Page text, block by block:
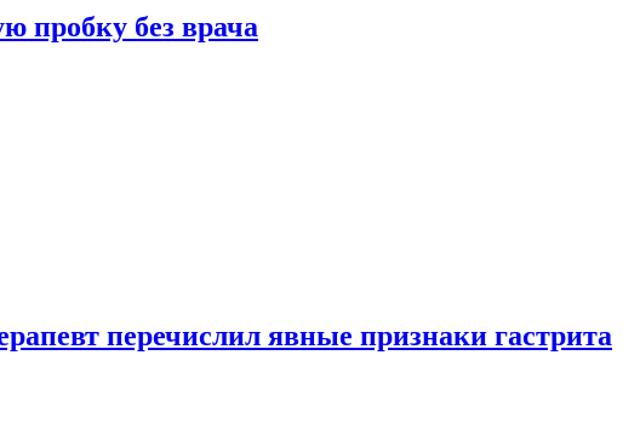
пробку без врача
перечислил явные признаки гастрита